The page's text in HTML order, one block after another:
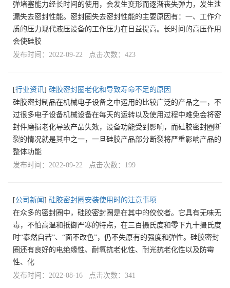
弹堵塞能力经长时间的使用，会发生变形而逐渐丧失弹力，发生泄
漏失去密封性能。密封圈失去密封性能的主要原因有：一、工作介
质的压力现代液压设备的工作压力在日益提高。长时间的高压作用
会使硅胶
发布时间：2022-09-22 点击次数：423
[行业资讯] 硅胶密封圈老化和导致寿命不足的原因
硅胶密封制品在机械电子设备之中运用的比较广泛的产品之一，不
过很多电子设备机械设备在每天的运转以及使用过程中难免会将密
封件磨损老化导致产品失效，设备功能受到影响，而硅胶密封圈断
裂的情况就是其中之一，一旦硅胶产品部分断裂将严重影响产品的
整体功能
发布时间：2022-09-22 点击次数：199
[公司新闻 ] 硅胶密封圈安装使用时的注意事项
在众多的密封圈中，硅胶密封圈是在其中的佼佼者。它具有无味无
毒，不怕高温和抵御严寒的特点，在三百摄氏度和零下九十摄氏度
时“泰然自若”、“面不改色”，仍不失原有的强度和弹性。硅胶密封
圈还有良好的电绝缘性、耐氧抗老化性、耐光抗老化性以及防霉
性、化
发布时间：2022-08-16 点击次数：341